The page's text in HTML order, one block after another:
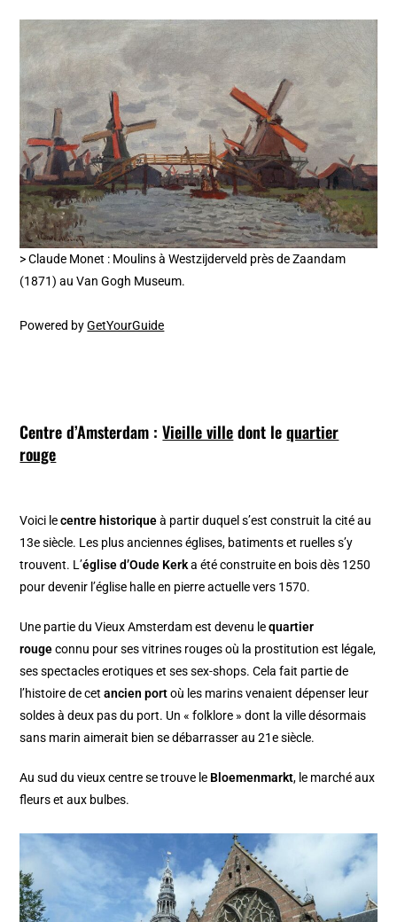
> Claude Monet : Moulins à Westzijderveld près de Zaandam
(1871) au Van Gogh Museum.
Powered byGetYourGuide
Centre d’Amsterdam :Vieille villedont lequartier
rouge
Voici lecentre historiqueà partir duquel s’est construit la cité au
13e siècle. Les plus anciennes églises, batiments et ruelles s’y
trouvent. L’église d’Oude Kerka été construite en bois dès 1250
pour devenir l’église halle en pierre actuelle vers 1570.
Une partie du Vieux Amsterdam est devenu lequartier
rougeconnu pour ses vitrines rouges où la prostitution est légale,
ses spectacles erotiques et ses sex-shops. Cela fait partie de
l’histoire de cetancien portoù les marins venaient dépenser leur
soldes à deux pas du port. Un « folklore » dont la ville désormais
sans marin aimerait bien se débarrasser au 21e siècle.
Au sud du vieux centre se trouve le Bloemenmarkt, le marché aux
fleurs et aux bulbes.